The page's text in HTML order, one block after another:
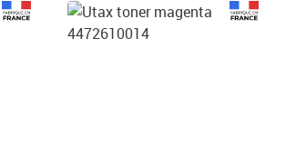
Prix 135,36€